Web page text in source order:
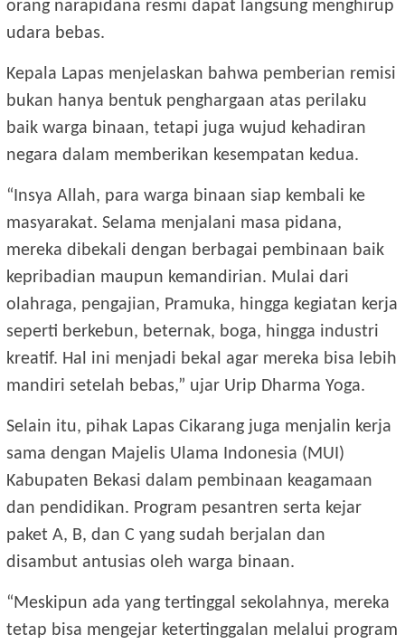
orang narapidana resmi dapat langsung menghirup
udara bebas.
Kepala Lapas menjelaskan bahwa pemberian remisi
bukan hanya bentuk penghargaan atas perilaku
baik warga binaan, tetapi juga wujud kehadiran
negara dalam memberikan kesempatan kedua.
“Insya Allah, para warga binaan siap kembali ke
masyarakat. Selama menjalani masa pidana,
mereka dibekali dengan berbagai pembinaan baik
kepribadian maupun kemandirian. Mulai dari
olahraga, pengajian, Pramuka, hingga kegiatan kerja
seperti berkebun, beternak, boga, hingga industri
kreatif. Hal ini menjadi bekal agar mereka bisa lebih
mandiri setelah bebas,” ujar Urip Dharma Yoga.
Selain itu, pihak Lapas Cikarang juga menjalin kerja
sama dengan Majelis Ulama Indonesia (MUI)
Kabupaten Bekasi dalam pembinaan keagamaan
dan pendidikan. Program pesantren serta kejar
paket A, B, dan C yang sudah berjalan dan
disambut antusias oleh warga binaan.
“Meskipun ada yang tertinggal sekolahnya, mereka
tetap bisa mengejar ketertinggalan melalui program